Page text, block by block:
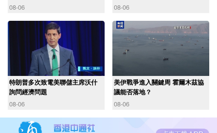
08-06
08-06
特朗普多次致電美聯儲主席沃什
詢問經濟問題
08-06
美伊戰爭進入關鍵周 霍爾木茲協
議能否落地？
08-06